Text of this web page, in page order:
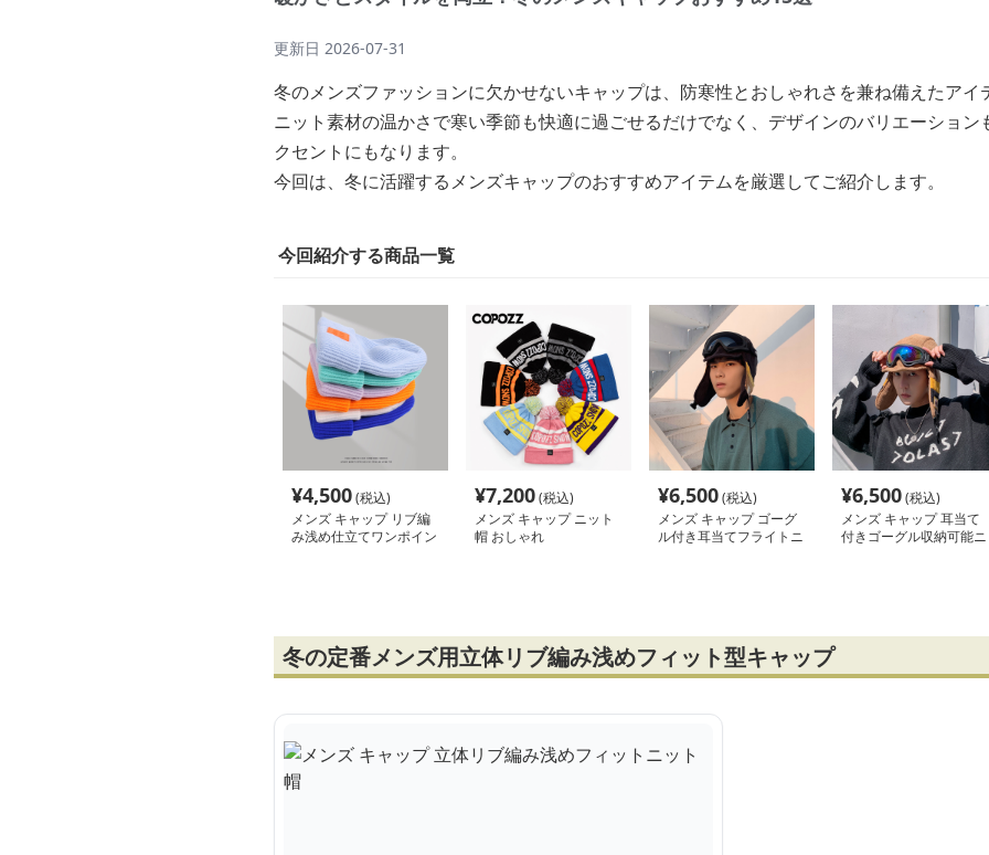
更新日 2026-07-31
冬のメンズファッションに欠かせないキャップは、防寒性とおしゃれさを兼ね備えたアイ
ニット素材の温かさで寒い季節も快適に過ごせるだけでなく、デザインのバリエーショ
クセントにもなります。
今回は、冬に活躍するメンズキャップのおすすめアイテムを厳選してご紹介します。
今回紹介する商品一覧
¥4,500(税込)
メンズ キャップ リブ編
み浅め仕立てワンポイン
¥7,200(税込)
メンズ キャップ ニット
帽 おしゃれ
¥6,500(税込)
メンズ キャップ ゴーグ
ル付き耳当てフライトニ
¥6,500(税込)
メンズ キャップ 耳当て
付きゴーグル収納可能ニ
冬の定番メンズ用立体リブ編み浅めフィット型キャップ